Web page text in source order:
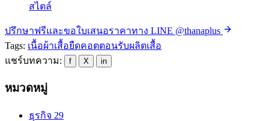
สไตล์
ปรึกษาฟรีและขอใบเสนอราคาทาง LINE @thanaplus
Tags: เนื้อผ้าเสื้อยืดคอตตอนรับผลิตเสื้อ
แชร์บทความ:
f X in
หมวดหมู่
ธุรกิจ 29